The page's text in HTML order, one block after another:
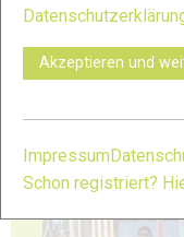
53
Akzeptieren und
Impressum
Schon registriert?